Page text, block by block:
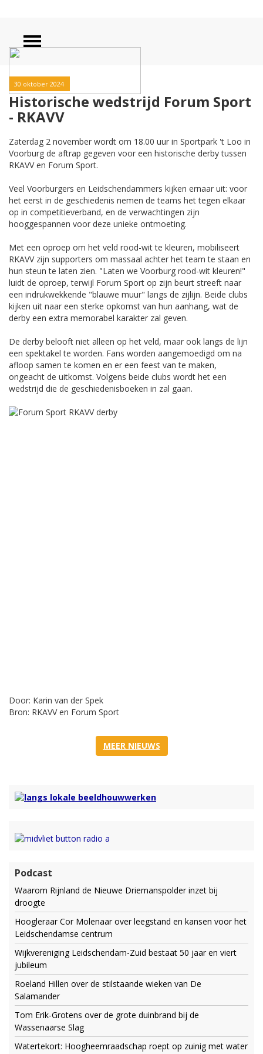
30 oktober 2024
Historische wedstrijd Forum Sport
- RKAVV
Zaterdag 2 november wordt om 18.00 uur in Sportpark 't Loo in
Voorburg de aftrap gegeven voor een historische derby tussen
RKAVV en Forum Sport.
Veel Voorburgers en Leidschendammers kijken ernaar uit: voor
het eerst in de geschiedenis nemen de teams het tegen elkaar
op in competitieverband, en de verwachtingen zijn
hooggespannen voor deze unieke ontmoeting.
Met een oproep om het veld rood-wit te kleuren, mobiliseert
RKAVV zijn supporters om massaal achter het team te staan en
hun steun te laten zien. "Laten we Voorburg rood-wit kleuren!"
luidt de oproep, terwijl Forum Sport op zijn beurt streeft naar
een indrukwekkende "blauwe muur" langs de zijlijn. Beide clubs
kijken uit naar een sterke opkomst van hun aanhang, wat de
derby een extra memorabel karakter zal geven.
De derby belooft niet alleen op het veld, maar ook langs de lijn
een spektakel te worden. Fans worden aangemoedigd om na
afloop samen te komen en er een feest van te maken,
ongeacht de uitkomst. Volgens beide clubs wordt het een
wedstrijd die de geschiedenisboeken in zal gaan.
Door: Karin van der Spek
Bron: RKAVV en Forum Sport
MEER NIEUWS
Podcast
Waarom Rijnland de Nieuwe Driemanspolder inzet bij
droogte
Hoogleraar Cor Molenaar over leegstand en kansen voor het
Leidschendamse centrum
Wijkvereniging Leidschendam-Zuid bestaat 50 jaar en viert
jubileum
Roeland Hillen over de stilstaande wieken van De
Salamander
Tom Erik-Grotens over de grote duinbrand bij de
Wassenaarse Slag
Watertekort: Hoogheemraadschap roept op zuinig met water